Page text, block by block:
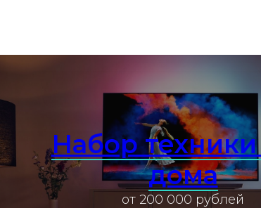
Набор
дома
от 200 000 рублей
Узнать подробнее